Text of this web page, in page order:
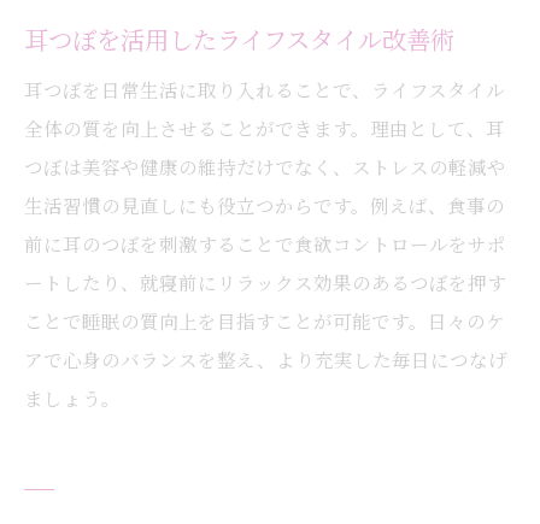
耳つぼを活用したライフスタイル改善術
耳つぼを日常生活に取り入れることで、ライフスタイル
全体の質を向上させることができます。理由として、耳
つぼは美容や健康の維持だけでなく、ストレスの軽減や
生活習慣の見直しにも役立つからです。例えば、食事の
前に耳のつぼを刺激することで食欲コントロールをサポ
ートしたり、就寝前にリラックス効果のあるつぼを押す
ことで睡眠の質向上を目指すことが可能です。日々のケ
アで心身のバランスを整え、より充実した毎日につなげ
ましょう。